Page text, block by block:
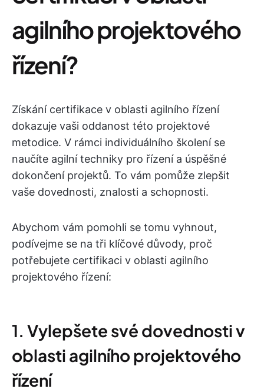
agilního projektového
řízení?
Získání certifikace v oblasti agilního řízení
dokazuje vaši oddanost této projektové
metodice. V rámci individuálního školení se
naučíte agilní techniky pro řízení a úspěšné
dokončení projektů. To vám pomůže zlepšit
vaše dovednosti, znalosti a schopnosti.
Abychom vám pomohli se tomu vyhnout,
podívejme se na tři klíčové důvody, proč
potřebujete certifikaci v oblasti agilního
projektového řízení:
1. Vylepšete své dovednosti v
oblasti agilního projektového
řízení